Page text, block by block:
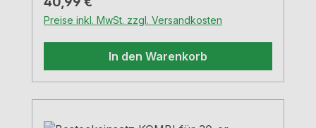
Preise inkl. MwSt. zzgl. Versandkosten
In den Warenkorb